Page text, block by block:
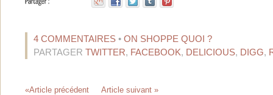
4 COMMENTAIRES • ON SHOPPE QUOI ?
PARTAGER TWITTER, FACEBOOK, DELICIOUS, DIGG,
«Article précédent Article suivant »